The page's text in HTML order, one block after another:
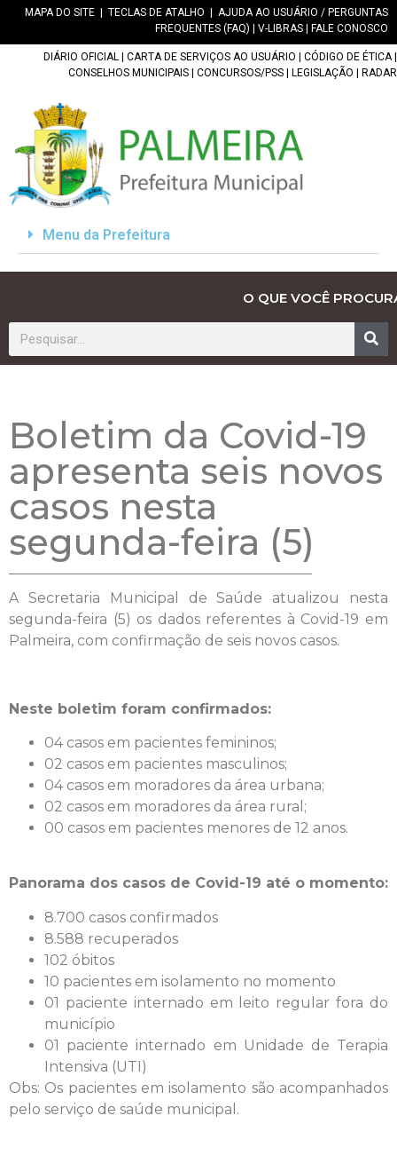
MAPA DO SITE TECLAS DE ATALHO
AJUDA AO USUÁRIO / PERGUNTAS
FREQUENTES (FAQ)
V-LIBRAS FALE CONOSCO
DIÁRIO OFICIAL CARTA DE SERVIÇOS AO USUÁRIO CÓDIGO DE ÉTICA|
CONSELHOS MUNICIPAIS
CONCURSOS/PSS LEGISLAÇÃO RADAR
Menu da Prefeitura
O QUE VOCÊ
Boletim da Covid-19
apresenta seis novos
casos nesta
segunda-feira (5)
A Secretaria Municipal de Saúde atualizou nesta
segunda-feira (5) os dados referentes à Covid-19 em
Palmeira, com confirmação de seis novos casos.
Neste boletim foram confirmados:
04 casos em pacientes femininos;
02 casos em pacientes masculinos;
04 casos em moradores da área urbana;
02 casos em moradores da área rural;
00 casos em pacientes menores de 12 anos.
Panorama dos casos de Covid-19 até o momento:
8.700 casos confirmados
8.588 recuperados
102 óbitos
10 pacientes em isolamento no momento
01 paciente internado em leito regular fora do
município
01 paciente internado em Unidade de Terapia
Intensiva (UTI)
Obs: Os pacientes em isolamento são acompanhados
pelo serviço de saúde municipal.